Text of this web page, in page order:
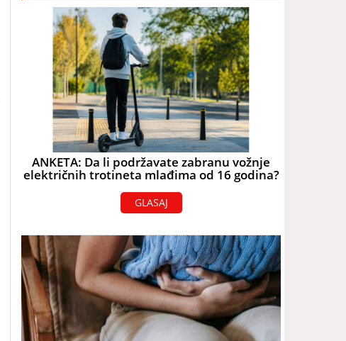
ANKETA: Da li podržavate zabranu vožnje
električnih trotineta mlađima od 16 godina?
GLASAJ